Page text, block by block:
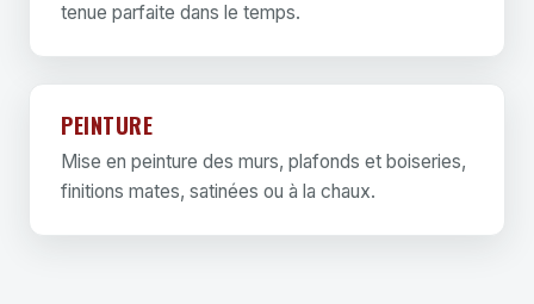
tenue parfaite dans le temps.
PEINTURE
Mise en peinture des murs, plafonds et boiseries,
finitions mates, satinées ou à la chaux.